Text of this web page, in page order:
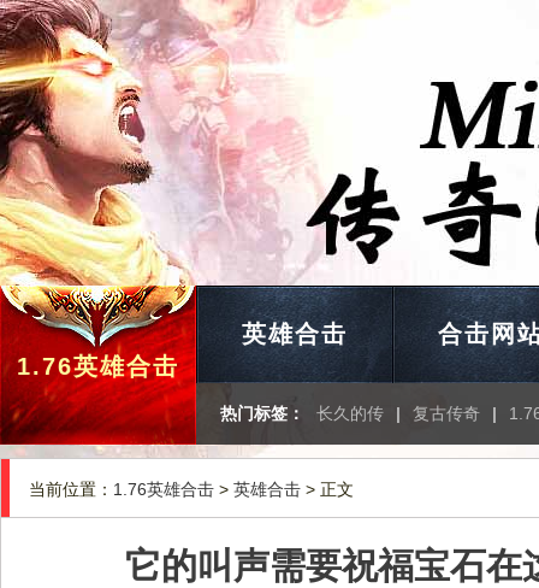
1.76英雄合击
英雄合击 合击网
热门标签： 长久的传 | 复古传奇 |
当前位置： 1.76英雄合击 > 英雄合击 > 正文
它的叫声需要祝福宝石在